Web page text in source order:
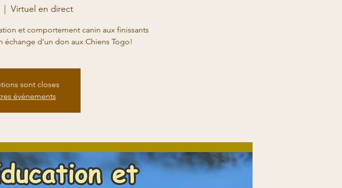
Virtuel en direct
et comportement canin aux finissants
échange d'un don aux Chiens Togo!
sont closes
événements